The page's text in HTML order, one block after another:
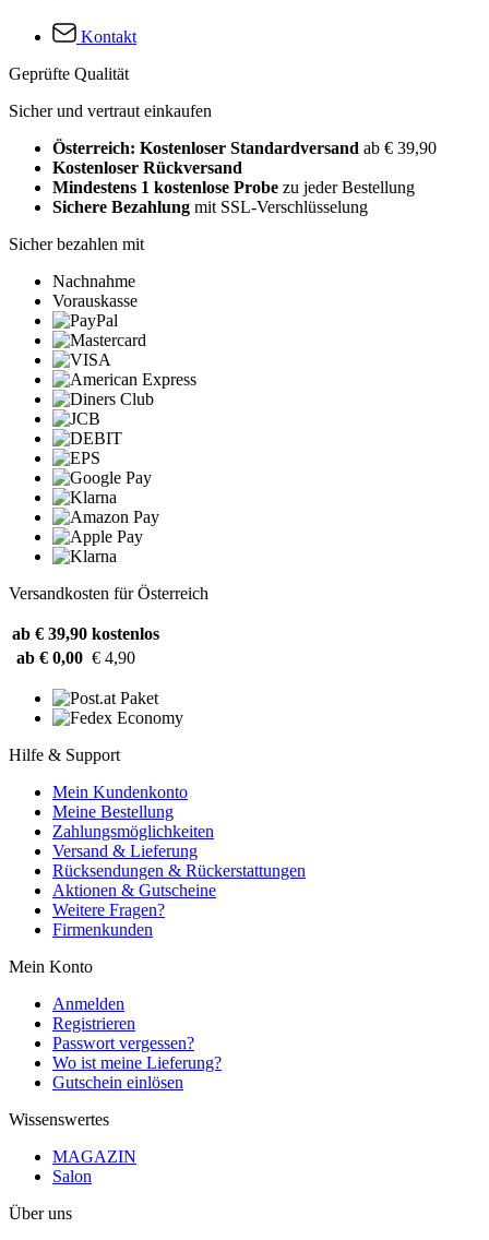
Kontakt
Geprüfte Qualität
Sicher und vertraut einkaufen
Österreich: Kostenloser Standardversand ab € 39,90
Kostenloser Rückversand
Mindestens 1 kostenlose Probe zu jeder Bestellung
Sichere Bezahlung mit SSL-Verschlüsselung
Sicher bezahlen mit
Nachnahme
Vorauskasse
Versandkosten für Österreich
ab € 39,90 kostenlos
ab € 0,00 € 4,90
Hilfe & Support
Mein Kundenkonto
Meine Bestellung
Zahlungsmöglichkeiten
Versand & Lieferung
Rücksendungen & Rückerstattungen
Aktionen & Gutscheine
Weitere Fragen?
Firmenkunden
Mein Konto
Anmelden
Registrieren
Passwort vergessen?
Wo ist meine Lieferung?
Gutschein einlösen
Wissenswertes
MAGAZIN
Salon
Über uns